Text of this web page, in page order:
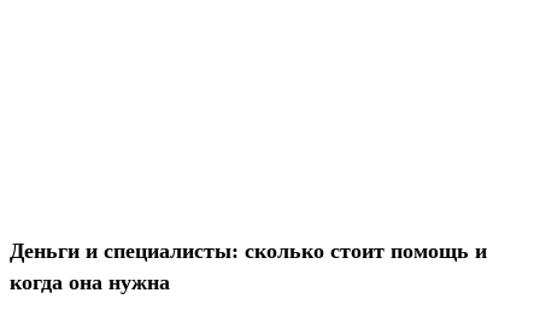
Деньги и специалисты: сколько стоит помощь и
когда она нужна